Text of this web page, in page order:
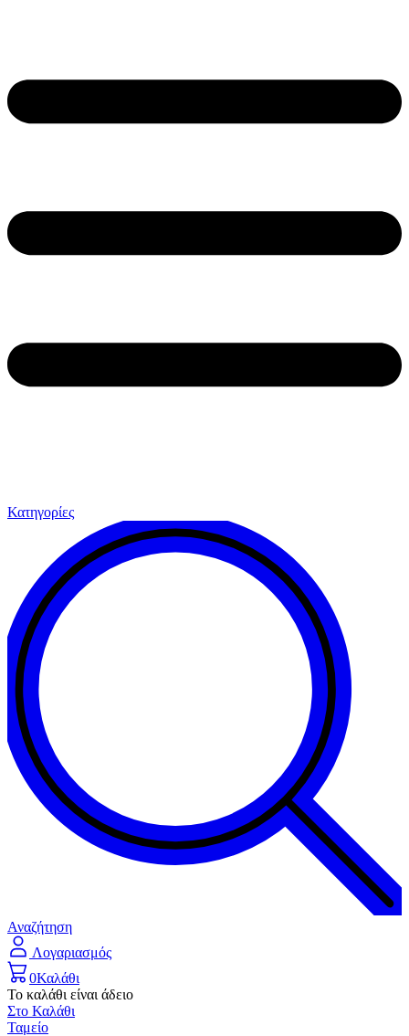
Κατηγορίες
Αναζήτηση
Λογαριασμός
0Καλάθι
Το καλάθι είναι άδειο
Στο Καλάθι
Ταμείο